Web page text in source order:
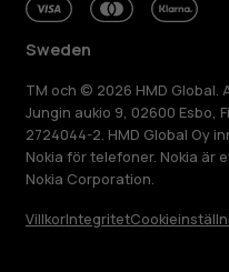
Sweden
TM och © 2026 HMD
Jungin aukio 9, 02600 Esbo,
2724044-2. HMD Global Oy
Nokia för telefoner. Nokia är
Nokia Corporation.
VillkorIntegritet